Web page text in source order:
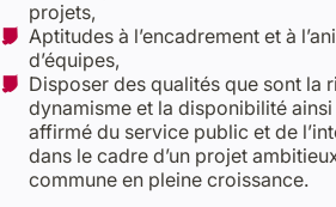
projets,
Aptitudes à l’encadrement et à
d’équipes,
Disposer des qualités que sont la
dynamisme et la disponibilité ainsi
affirmé du service public et de
dans le cadre d’un projet
commune en pleine croissance.